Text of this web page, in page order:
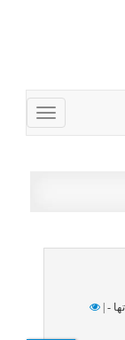
Toggle
navigation